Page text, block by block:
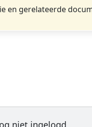
en gerelateerde
niet ingelogd